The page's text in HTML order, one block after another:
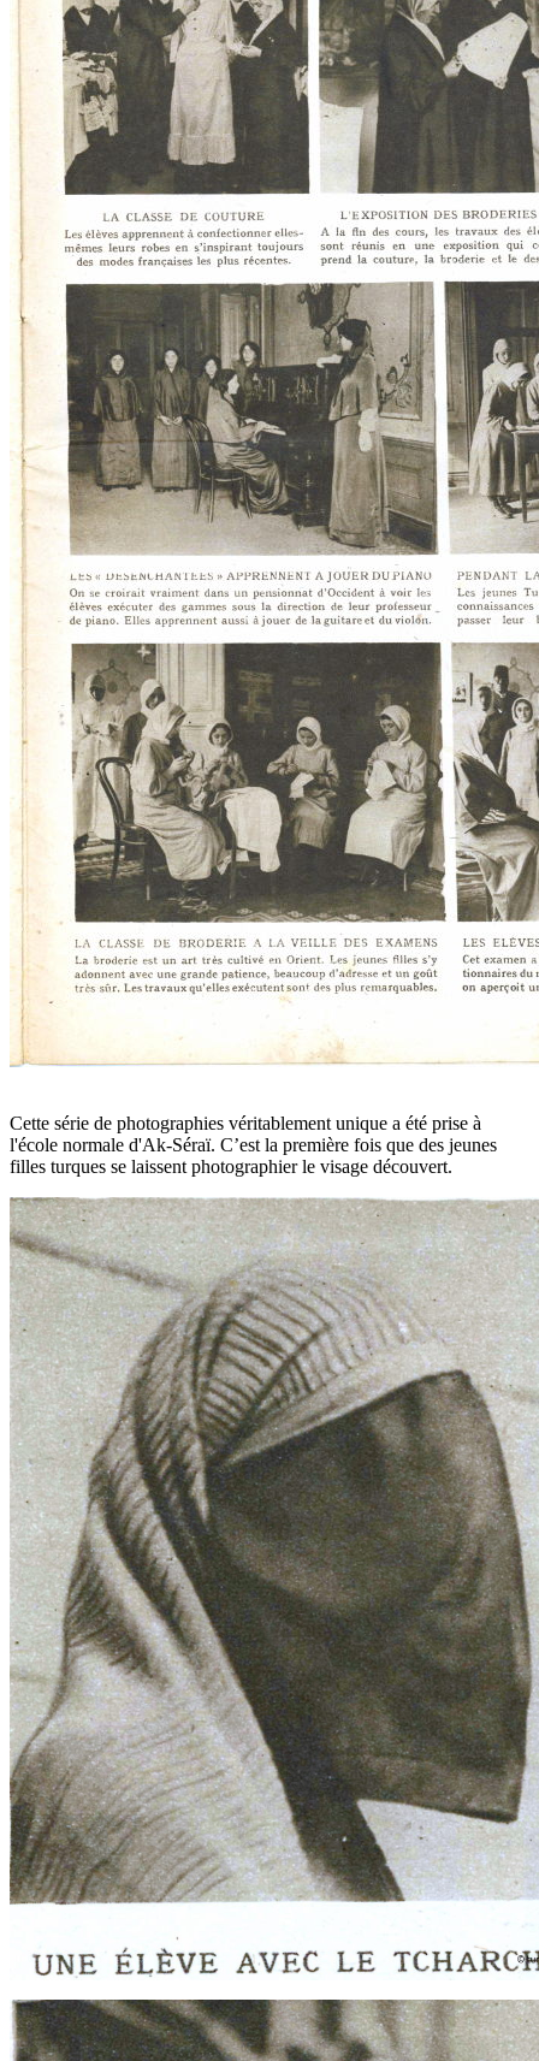
Cette série de photographies véritablement unique a été prise à
l'école normale d'Ak-Séraï. C’est la première fois que des jeunes
filles turques se laissent photographier le visage découvert.